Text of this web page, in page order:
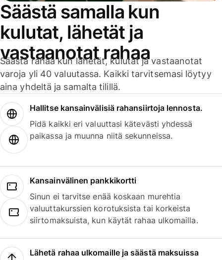
Säästä samalla kun
kulutat, lähetät ja
vastaanotat rahaa
Säästä rahaa kun lähetät, kulutat ja vastaanotat
varoja yli 40 valuutassa. Kaikki tarvitsemasi löytyy
aina yhdeltä ja samalta tilillä.
Hallitse kansainvälisiä rahansiirtoja lennosta.
Pidä kaikki eri valuuttasi kätevästi yhdessä
paikassa ja muunna niitä sekunneissa.
Kansainvälinen pankkikortti
Sinun ei tarvitse enää koskaan murehtia
valuuttakurssien korotuksista tai korkeista
siirtomaksuista, kun käytät rahaa ulkomailla.
Lähetä rahaa ulkomaille ja säästä maksuissa